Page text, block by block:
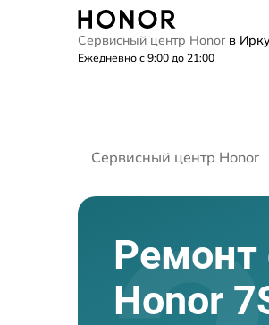
Сервисный центр Honor в
Ежедневно с 9:00 до 21:00
Сервисный центр Honor
Ремонт
Honor